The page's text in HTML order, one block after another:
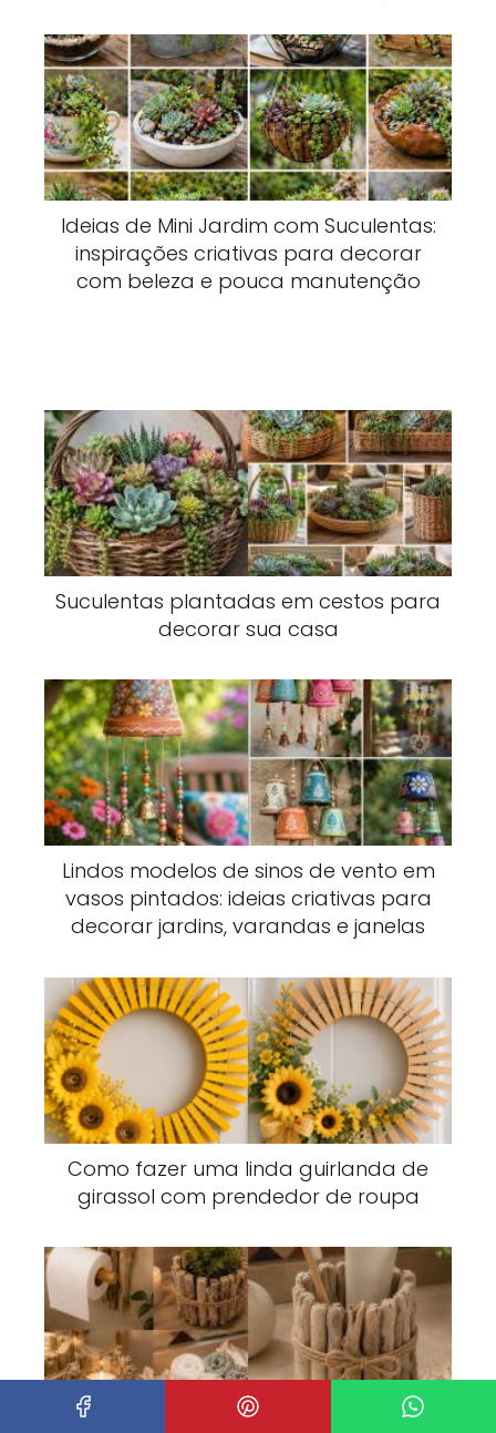
Ideias de Mini Jardim com Suculentas:
inspirações criativas para decorar
com beleza e pouca manutenção
Suculentas plantadas em cestos para
decorar sua casa
Lindos modelos de sinos de vento em
vasos pintados: ideias criativas para
decorar jardins, varandas e janelas
Como fazer uma linda guirlanda de
girassol com prendedor de roupa